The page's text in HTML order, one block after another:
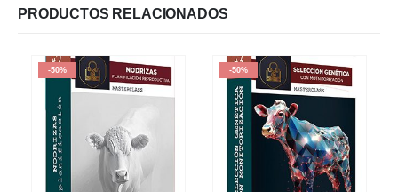
PRODUCTOS RELACIONADOS
-50% -50%